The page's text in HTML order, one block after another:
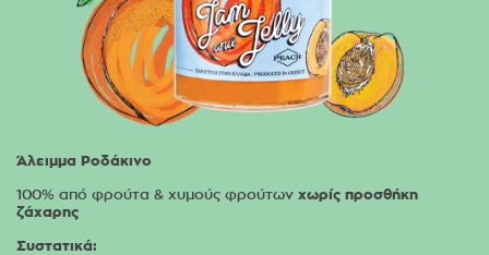
Άλειμμα Ροδάκινο
100% από φρούτα & χυμούς φρούτων χωρίς προσθήκη
ζάχαρης
Συστατικά: